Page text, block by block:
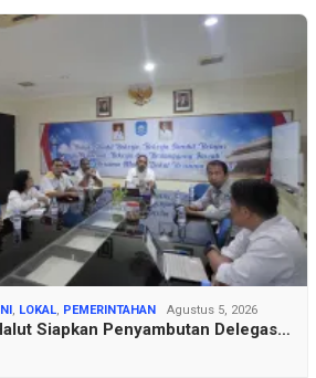
, LOKAL, PEMERINTAHAN Agustus 5, 2026
Siapkan Penyambutan Delegas…